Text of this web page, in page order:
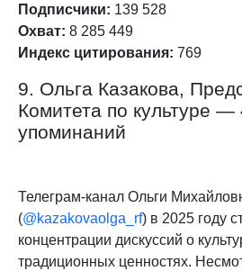
Подписчики: 139 528
Охват: 8 285 449
Индекс цитирования: 769
9. Ольга Казакова,
Комитета по культуре —
упоминаний
Телеграм-канал Ольги
(@kazakovaolga_rf) в 2025 году
концентрации дискуссий о
традиционных ценностях.